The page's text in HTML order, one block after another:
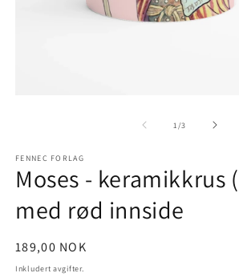
1/av
3
FENNEC FORLAG
Moses - keramikkrus
med rød innside
Vanlig
pris
189,00 NOK
Inkludert avgifter.